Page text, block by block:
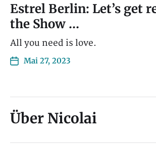
Estrel Berlin: Let’s get
the Show …
All you need is love.
Mai 27, 2023
Über Nicolai